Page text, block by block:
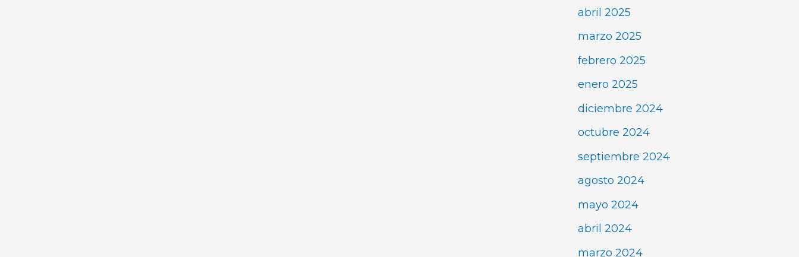
abril 2025
marzo 2025
febrero 2025
enero 2025
diciembre 2024
octubre 2024
septiembre 2024
agosto 2024
mayo 2024
abril 2024
marzo 2024